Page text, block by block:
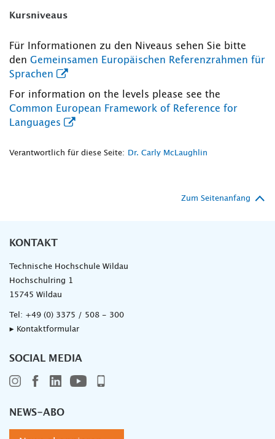
Kursniveaus
Für Informationen zu den Niveaus sehen Sie bitte
den Gemeinsamen Europäischen Referenzrahmen für
Sprachen
For information on the levels please see the
Common European Framework of Reference for
Languages
Verantwortlich für diese Seite: Dr. Carly McLaughlin
Zum Seitenanfang
KONTAKT
Technische Hochschule Wildau
Hochschulring 1
15745 Wildau
Tel: +49 (0) 3375 / 508 - 300
▸ Kontaktformular
SOCIAL MEDIA
NEWS-ABO